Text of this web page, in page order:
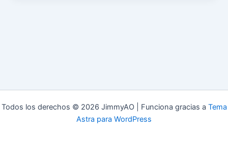
Todos los derechos © 2026 JimmyAO | Funciona gracias a Tema
Astra para WordPress